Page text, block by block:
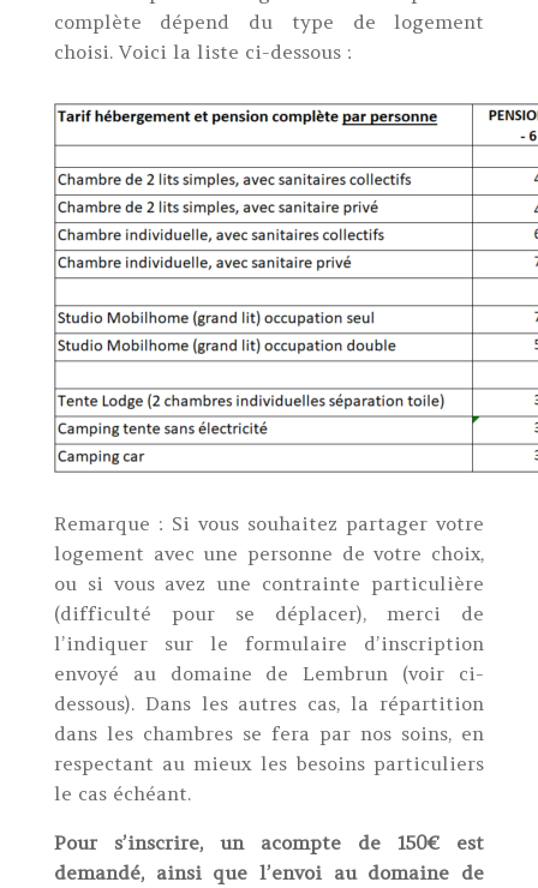
complète dépend du type de logement
choisi. Voici la liste ci-dessous :
Remarque : Si vous souhaitez partager votre
logement avec une personne de votre choix,
ou si vous avez une contrainte particulière
(difficulté pour se déplacer), merci de
l’indiquer sur le formulaire d’inscription
envoyé au domaine de Lembrun (voir ci-
dessous). Dans les autres cas, la répartition
dans les chambres se fera par nos soins, en
respectant au mieux les besoins particuliers
le cas échéant.
Pour s’inscrire, un acompte de 150€ est
demandé, ainsi que l’envoi au domaine de